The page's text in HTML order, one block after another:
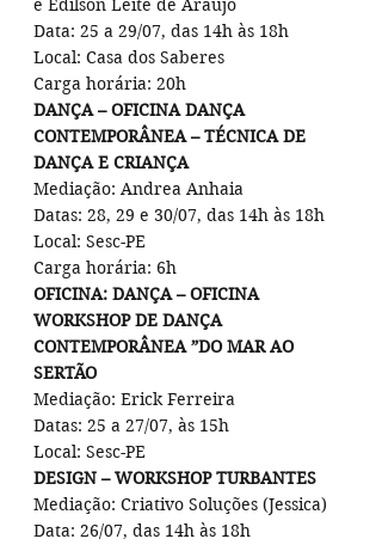
e Edilson Leite de Araújo
Data: 25 a 29/07, das 14h às 18h
Local: Casa dos Saberes
Carga horária: 20h
DANÇA – OFICINA DANÇA
CONTEMPORÂNEA – TÉCNICA DE
DANÇA E CRIANÇA
Mediação: Andrea Anhaia
Datas: 28, 29 e 30/07, das 14h às 18h
Local: Sesc-PE
Carga horária: 6h
OFICINA: DANÇA – OFICINA
WORKSHOP DE DANÇA
CONTEMPORÂNEA ”DO MAR AO
SERTÃO
Mediação: Erick Ferreira
Datas: 25 a 27/07, às 15h
Local: Sesc-PE
DESIGN – WORKSHOP TURBANTES
Mediação: Criativo Soluções (Jessica)
Data: 26/07, das 14h às 18h